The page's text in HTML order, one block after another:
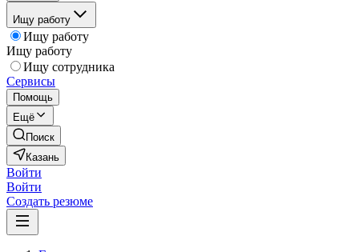
Ищу работу
Ищу работу
Ищу работу
Ищу сотрудника
Сервисы
Помощь
Ещё
Поиск
Казань
Войти
Войти
Создать резюме